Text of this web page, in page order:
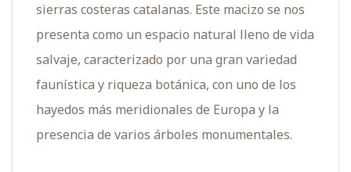
sierras costeras catalanas. Este macizo se nos
presenta como un espacio natural lleno de vida
salvaje, caracterizado por una gran variedad
faunística y riqueza botánica, con uno de los
hayedos más meridionales de Europa y la
presencia de varios árboles monumentales.